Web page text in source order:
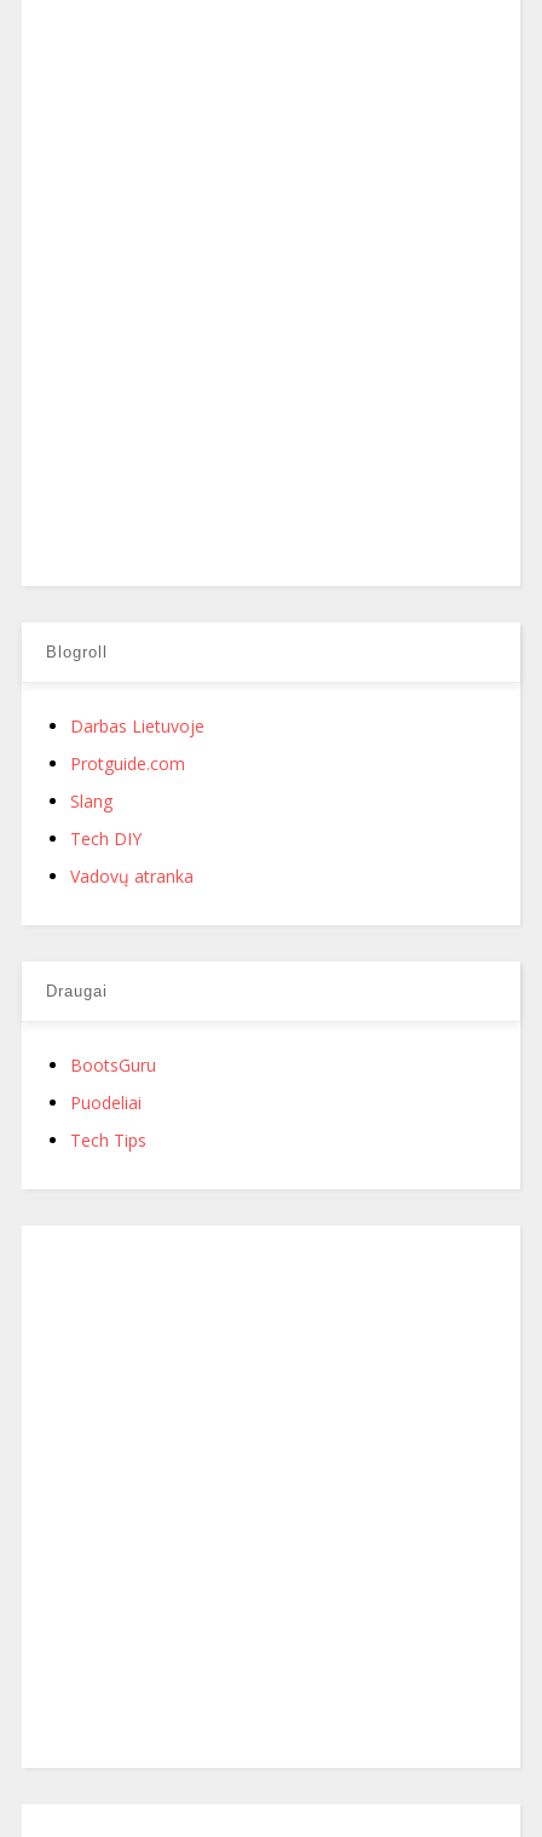
Blogroll
Darbas Lietuvoje
Protguide.com
Slang
Tech DIY
Vadovų atranka
Draugai
BootsGuru
Puodeliai
Tech Tips